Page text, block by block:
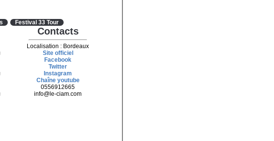
Festival 33 Tour
Contacts
Localisation : Bordeaux
Site officiel
Facebook
Twitter
Instagram
Chaîne youtube
0556912665
info@le-ciam.com